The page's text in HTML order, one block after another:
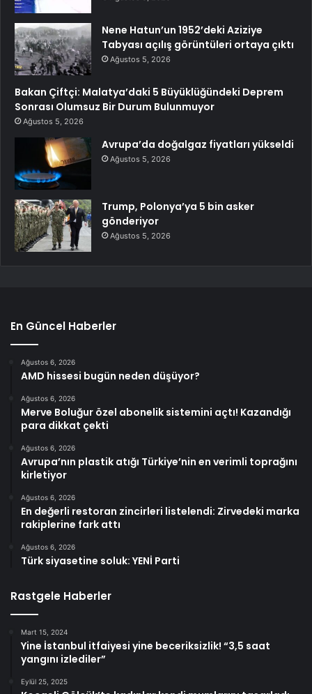
Nene Hatun’un 1952’deki Aziziye
Tabyası açılış görüntüleri ortaya çıktı
Ağustos 5, 2026
Bakan Çiftçi: Malatya’daki 5 Büyüklüğündeki Deprem
Sonrası Olumsuz Bir Durum Bulunmuyor
Ağustos 5, 2026
Avrupa’da doğalgaz fiyatları yükseldi
Ağustos 5, 2026
Trump, Polonya’ya 5 bin asker
gönderiyor
Ağustos 5, 2026
En Güncel Haberler
Ağustos 6, 2026
AMD hissesi bugün neden düşüyor?
Ağustos 6, 2026
Merve Boluğur özel abonelik sistemini açtı! Kazandığı
para dikkat çekti
Ağustos 6, 2026
Avrupa’nın plastik atığı Türkiye’nin en verimli toprağını
kirletiyor
Ağustos 6, 2026
En değerli restoran zincirleri listelendi: Zirvedeki marka
rakiplerine fark attı
Ağustos 6, 2026
Türk siyasetine soluk: YENİ Parti
Rastgele Haberler
Mart 15, 2024
Yine İstanbul itfaiyesi yine beceriksizlik! “3,5 saat
yangını izlediler”
Eylül 25, 2025